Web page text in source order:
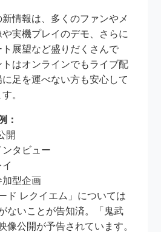
情報は、多くのファンやメ
実機プレイのデモ、さらに
展望など盛りだくさんで
はオンラインでもライブ配
足を運べない方も安心して
。
：
開
ンタビュー
加型企画
ド レクイエム」については
ないことが告知済。「鬼武
像公開が予告されています。